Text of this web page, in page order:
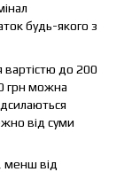
будь-якого з
до 200
грн можна
від суми
менш від